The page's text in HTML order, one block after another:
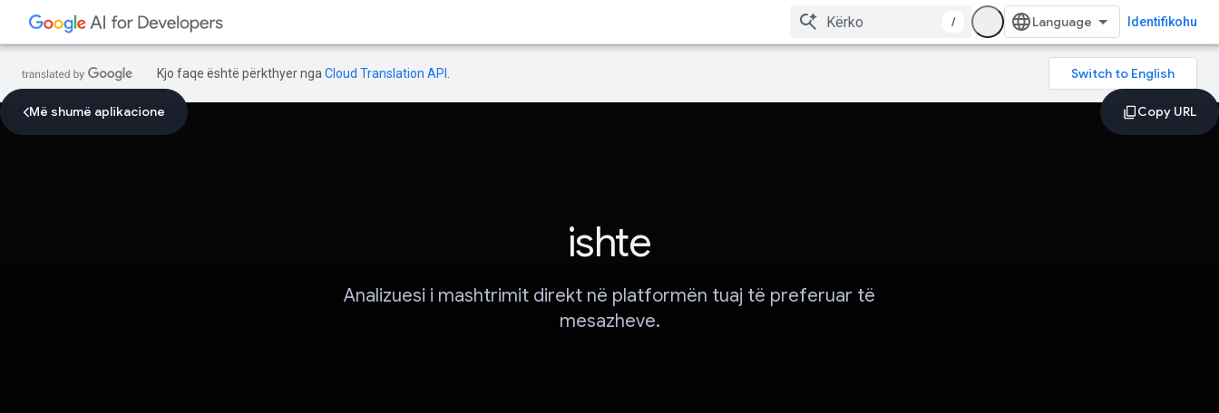
/ Identifikohu
Kjo faqe është përkthyer nga Cloud Translation API
Më shumë aplikacione
ishte
Analizuesi i mashtrimit direkt në platformën tuaj të preferuar të
mesazheve.